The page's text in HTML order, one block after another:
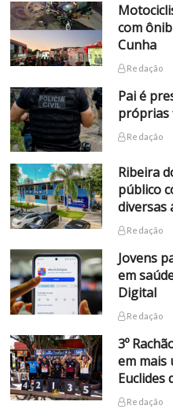
com
Cunha
Redação
Pai é
próprias
Redação
Ribeira
público
diversas
Redação
Jovens
em
Digital
Redação
3º
em mais
Euclides
Redação